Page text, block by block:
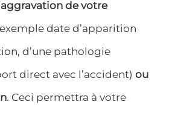
de votre
date d’apparition
d’une pathologie
direct avec l’accident) ou
. Ceci permettra à votre